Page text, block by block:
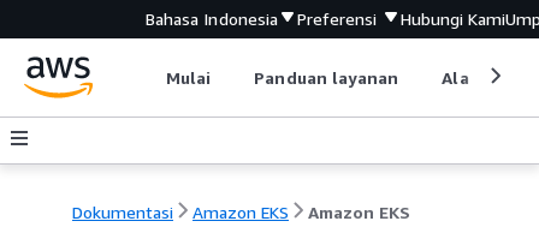
Bahasa Indonesia Preferensi Hubungi Kami
Mulai Panduan layanan Alat
Dokumentasi Amazon EKS Amazon EKS